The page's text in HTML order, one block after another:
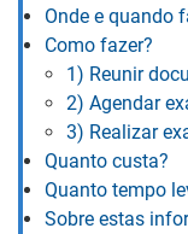
Onde e quando
Como fazer?
1) Reunir
2) Agendar
3) Realizar
Quanto custa?
Quanto tempo
Sobre estas